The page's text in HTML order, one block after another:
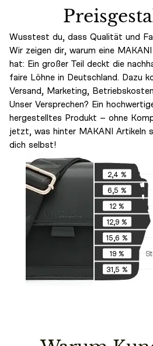
Wusstest du, dass Qualität und
Wir zeigen dir, warum eine
hat: Ein großer Teil deckt die
faire Löhne in Deutschland. Dazu
Versand, Marketing,
Unser Versprechen? Ein
hergestelltes Produkt – ohne
jetzt, was hinter MAKANI Artikeln
dich selbst!
2,4 %
6,5 %
12 %
12,9 %
15,6 %
19 %
31,5 %